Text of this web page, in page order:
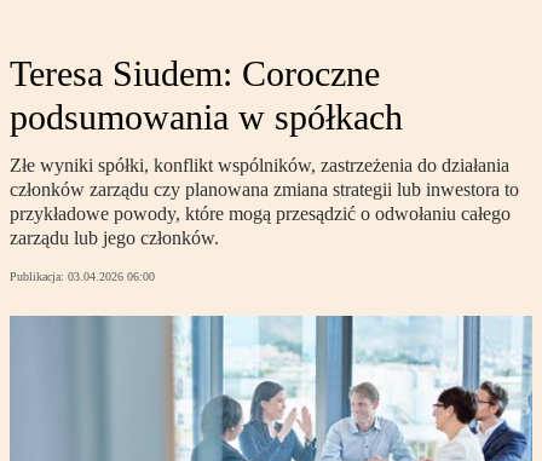
Teresa Siudem: Coroczne
podsumowania w spółkach
Złe wyniki spółki, konflikt wspólników, zastrzeżenia do działania
członków zarządu czy planowana zmiana strategii lub inwestora to
przykładowe powody, które mogą przesądzić o odwołaniu całego
zarządu lub jego członków.
Publikacja: 03.04.2026 06:00